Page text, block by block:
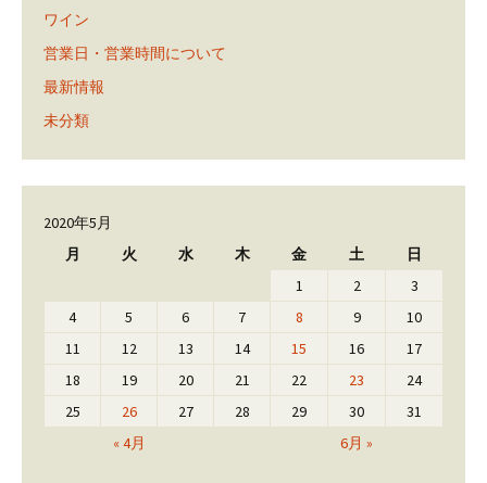
ワイン
営業日・営業時間について
最新情報
未分類
2020年5月
月
火 水 木 金 土 日
« 4月 6月 »
1 2
3
4
5 6 7 8 9
10
11
12 13 14 15 16
17
18
19 20 21 22 23
24
25
26 27 28 29 30 31